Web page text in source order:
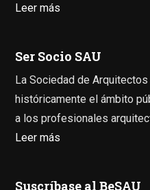
Leer más
Ser Socio SAU
La Sociedad de
históricamente el ámbito
a los profesionales
Leer más
Suscríbase al BeSAU